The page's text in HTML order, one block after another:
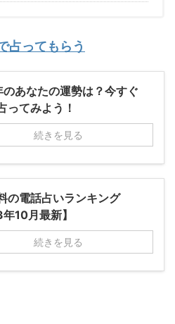
占ってもらう
あなたの運勢は？今すぐ
ってみよう！
続きを見る
の電話占いランキング
年10月最新】
続きを見る